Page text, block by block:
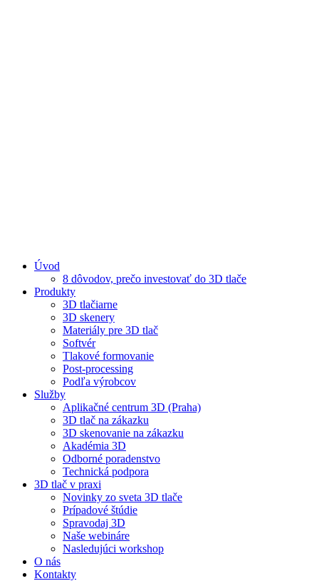
Úvod
8 dôvodov, prečo investovať do 3D tlače
Produkty
3D tlačiarne
3D skenery
Materiály pre 3D tlač
Softvér
Tlakové formovanie
Post-processing
Podľa výrobcov
Služby
Aplikačné centrum 3D (Praha)
3D tlač na zákazku
3D skenovanie na zákazku
Akadémia 3D
Odborné poradenstvo
Technická podpora
3D tlač v praxi
Novinky zo sveta 3D tlače
Prípadové štúdie
Spravodaj 3D
Naše webináre
Nasledujúci workshop
O nás
Kontakty